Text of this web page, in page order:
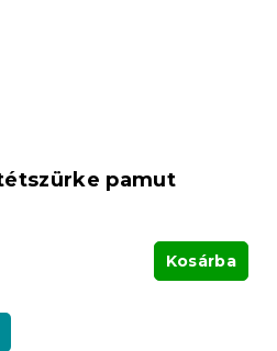
pamut
Kosárba